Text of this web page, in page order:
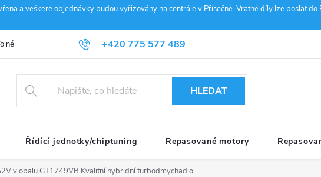
a veškeré objednávky budou vyřizovány na centrále v Přísečné. Vratné díly lze poslat
+420 775 577 489
info@janousek-motorsport.cz
pozice Obchodní podmínky Reklamace
HLEDAT
Řídící jednotky/chiptuning Repasované motory
v obalu GT1749VB Kvalitní hybridní turbodmychadlo